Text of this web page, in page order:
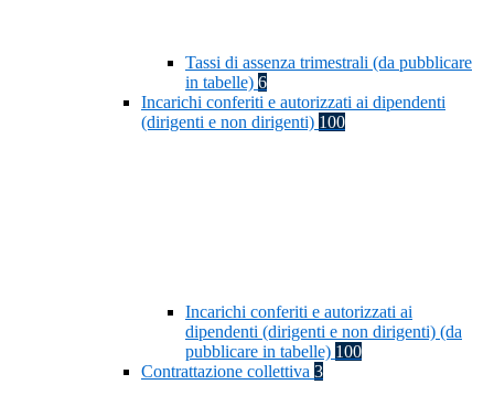
Tassi di assenza trimestrali (da pubblicare
in tabelle) 6
Incarichi conferiti e autorizzati ai dipendenti
(dirigenti e non dirigenti) 100
Incarichi conferiti e autorizzati ai
dipendenti (dirigenti e non dirigenti) (da
pubblicare in tabelle) 100
Contrattazione collettiva 3